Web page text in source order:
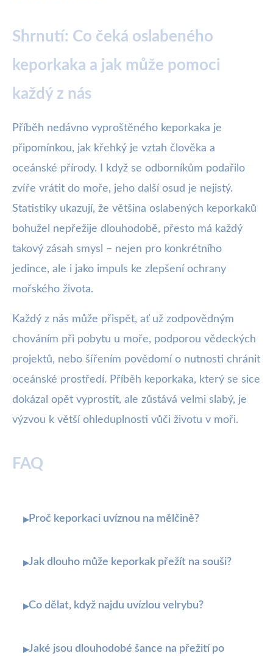
Shrnutí: Co čeká oslabeného
keporkaka a jak může pomoci
každý z nás
Příběh nedávno vyproštěného keporkaka je
připomínkou, jak křehký je vztah člověka a
oceánské přírody. I když se odborníkům podařilo
zvíře vrátit do moře, jeho další osud je nejistý.
Statistiky ukazují, že většina oslabených keporkaků
bohužel nepřežije dlouhodobě, přesto má každý
takový zásah smysl – nejen pro konkrétního
jedince, ale i jako impuls ke zlepšení ochrany
mořského života.
Každý z nás může přispět, ať už zodpovědným
chováním při pobytu u moře, podporou vědeckých
projektů, nebo šířením povědomí o nutnosti chránit
oceánské prostředí. Příběh keporkaka, který se sice
dokázal opět vyprostit, ale zůstává velmi slabý, je
výzvou k větší ohleduplnosti vůči životu v moři.
FAQ
▸Proč keporkaci uvíznou na mělčině?
▸Jak dlouho může keporkak přežít na souši?
▸Co dělat, když najdu uvízlou velrybu?
▸Jaké jsou dlouhodobé šance na přežití po